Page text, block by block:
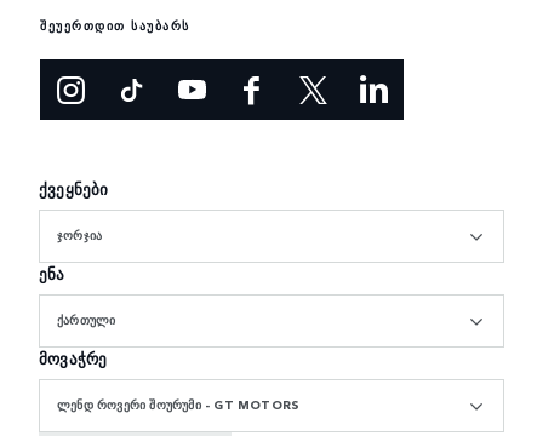
შეუერთდით საუბარს
ქვეყნები
ᲯᲝᲠᲯᲘᲐ
ენა
ᲥᲐᲠᲗᲣᲚᲘ
მოვაჭრე
ᲚᲔᲜᲓ ᲠᲝᲕᲔᲠᲘ ᲨᲝᲣᲠᲣᲛᲘ - GT MOTORS